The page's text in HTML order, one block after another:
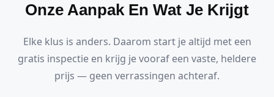
Onze Aanpak En Wat Je Krijgt
Elke klus is anders. Daarom start je altijd met een
gratis inspectie en krijg je vooraf een vaste, heldere
prijs — geen verrassingen achteraf.